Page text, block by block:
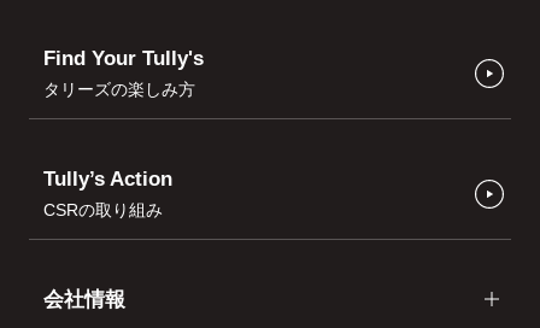
Find Your Tully's
タリーズの楽しみ方
Tully’s Action
CSRの取り組み
会社情報